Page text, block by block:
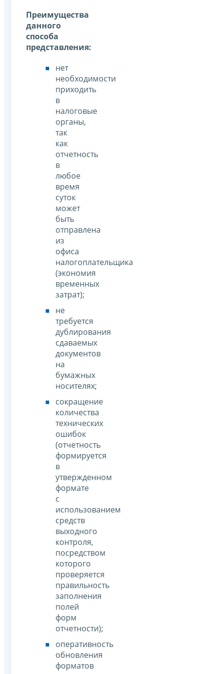
Преимущества
данного
способа
представления:
нет
необходимости
приходить
в
налоговые
органы,
так
как
отчетность
в
любое
время
суток
может
быть
отправлена
из
офиса
налогоплательщика
(экономия
временных
затрат);
не
требуется
дублирования
сдаваемых
документов
на
бумажных
носителях;
сокращение
количества
технических
ошибок
(отчетность
формируется
в
утвержденном
формате
с
использованием
средств
выходного
контроля,
посредством
которого
проверяется
правильность
заполнения
полей
форм
отчетности);
оперативность
обновления
форматов